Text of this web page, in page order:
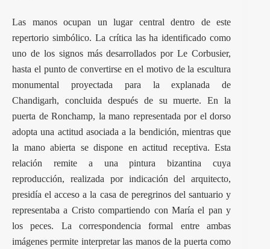
Las manos ocupan un lugar central dentro de este
repertorio simbólico. La crítica las ha identificado como
uno de los signos más desarrollados por Le Corbusier,
hasta el punto de convertirse en el motivo de la escultura
monumental proyectada para la explanada de
Chandigarh, concluida después de su muerte. En la
puerta de Ronchamp, la mano representada por el dorso
adopta una actitud asociada a la bendición, mientras que
la mano abierta se dispone en actitud receptiva. Esta
relación remite a una pintura bizantina cuya
reproducción, realizada por indicación del arquitecto,
presidía el acceso a la casa de peregrinos del santuario y
representaba a Cristo compartiendo con María el pan y
los peces. La correspondencia formal entre ambas
imágenes permite interpretar las manos de la puerta como